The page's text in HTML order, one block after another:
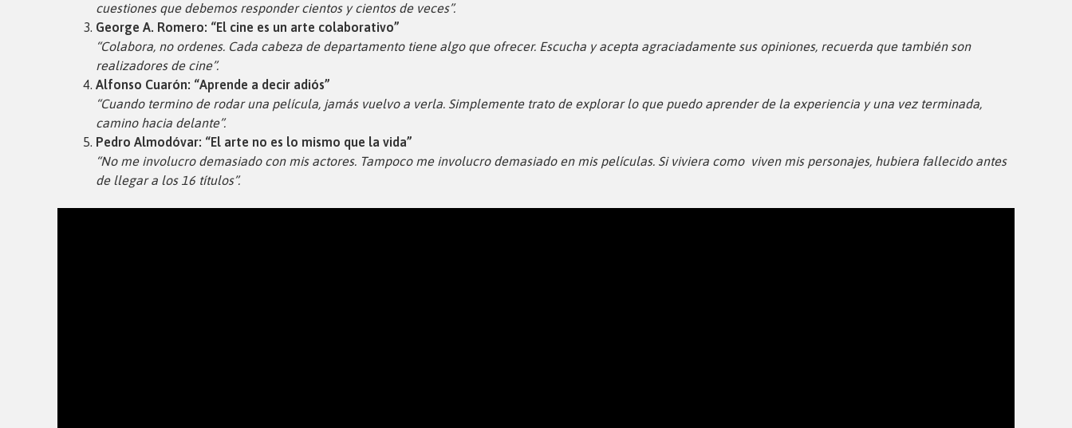
cuestiones que debemos responder cientos y cientos de veces”.
George A. Romero: “El cine es un arte colaborativo”
“Colabora, no ordenes. Cada cabeza de departamento tiene algo que ofrecer. Escucha y acepta agraciadamente sus opiniones, recuerda que también son
realizadores de cine”.
Alfonso Cuarón: “Aprende a decir adiós”
“Cuando termino de rodar una película, jamás vuelvo a verla. Simplemente trato de explorar lo que puedo aprender de la experiencia y una vez terminada,
camino hacia delante”.
Pedro Almodóvar: “El arte no es lo mismo que la vida”
“No me involucro demasiado con mis actores. Tampoco me involucro demasiado en mis películas. Si viviera como viven mis personajes, hubiera fallecido antes
de llegar a los 16 títulos”.